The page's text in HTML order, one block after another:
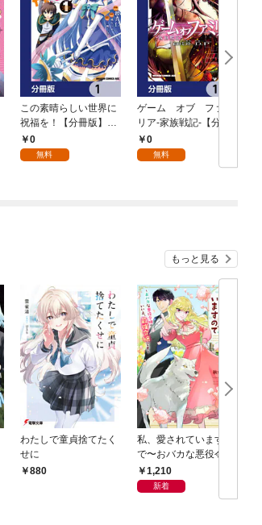
この素晴らしい世界に
祝福を！【分冊版】
1 0
無料
ゲーム オブ ファミ
リア-家族戦記-【分冊
版】 1
0
無料
もっと見る
わたしで童貞捨てたく
せに
880
私、愛されていますの
で〜おバカな悪役令
嬢？いいえ、最強令嬢
です〜
1,210
新着